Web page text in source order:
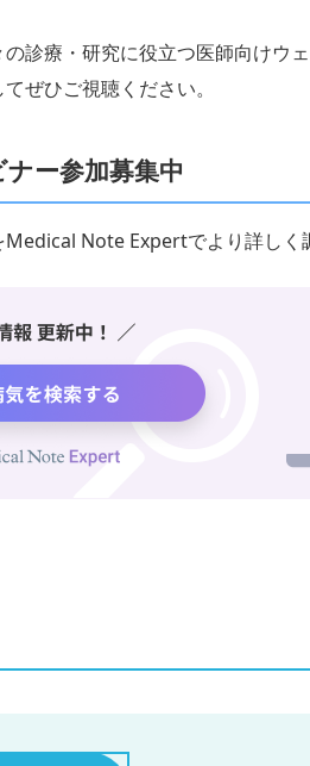
診療・研究に役立つ医師向けウ
ぜひご視聴ください。
ー参加募集中
Medical Note Expertでより詳しく